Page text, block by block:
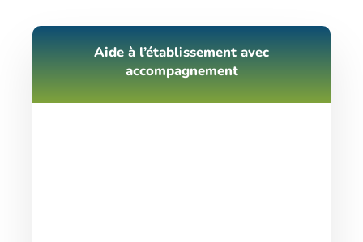
Aide à l’établissement avec
accompagnement